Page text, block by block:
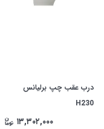
درب عقب چپ برلیانس
H230
۱۳,۳۰۲,۰۰۰